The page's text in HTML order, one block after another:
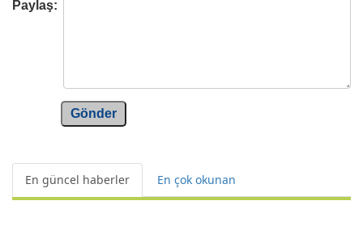
Paylaş:
Gönder
En güncel haberler En çok okunan